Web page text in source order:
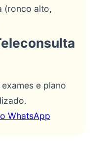
(ronco alto,
e plano
WhatsApp